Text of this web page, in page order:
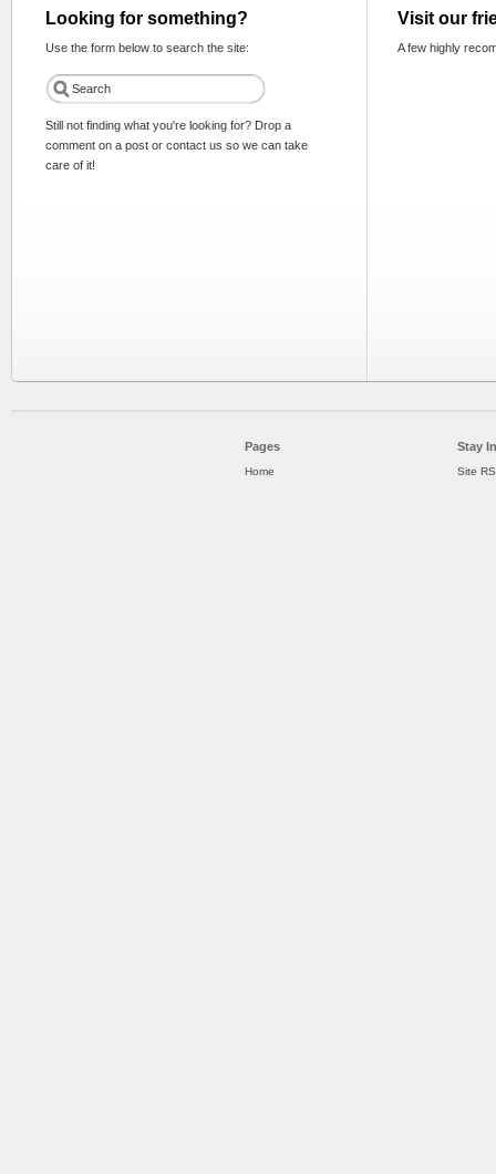
Looking for something?
Use the form below to search the site:
Still not finding what you're looking for? Drop a
comment on a post or contact us so we can take
care of it!
Visit our
A few highly
Pages
Home
Stay
Site